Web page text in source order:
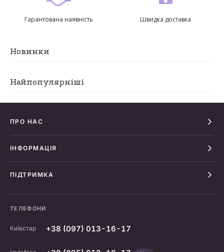
Гарантована наявність Швидка доставка
Новинки
Найпопулярніші
ПРО НАС
ІНФОРМАЦІЯ
ПІДТРИМКА
ТЕЛЕФОНИ
Київстар +38 (097) 013-16-17